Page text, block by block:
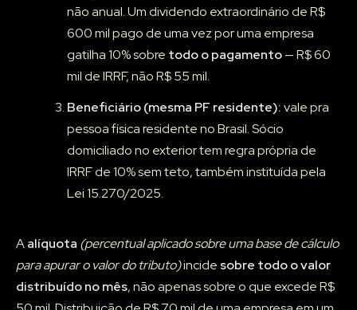
não anual. Um dividendo extraordinário de R$
600 mil pago de uma vez por uma empresa
gatilha 10% sobre todo o pagamento— R$ 60
mil de IRRF, não R$ 55 mil.
Beneficiário (mesma PF residente):vale pra
pessoa física residente no Brasil. Sócio
domiciliado no exterior tem regra própria de
IRRF de 10% sem teto, também instituída pela
Lei 15.270/2025.
Aalíquota (percentual aplicado sobre uma base de cálculo
para apurar o valor do tributo)incide sobre todo o valor
distribuído no mês, não apenas sobre o que excede R$